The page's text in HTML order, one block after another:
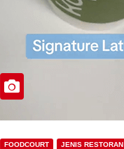
FOODCOURT JENIS RESTORAN